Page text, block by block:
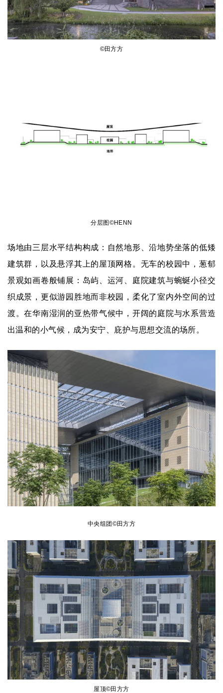
©田方方
分层图©HENN
场地由三层水平结构构成：自然地形、沿地势坐落的低矮
建筑群，以及悬浮其上的屋顶网格。无车的校园中，葱郁
景观如画卷般铺展：岛屿、运河、庭院建筑与蜿蜒小径交
织成景，更似游园胜地而非校园，柔化了室内外空间的过
渡。在华南湿润的亚热带气候中，开阔的庭院与水系营造
出温和的小气候，成为安宁、庇护与思想交流的场所。
中央组团 ©田方方
屋顶©田方方